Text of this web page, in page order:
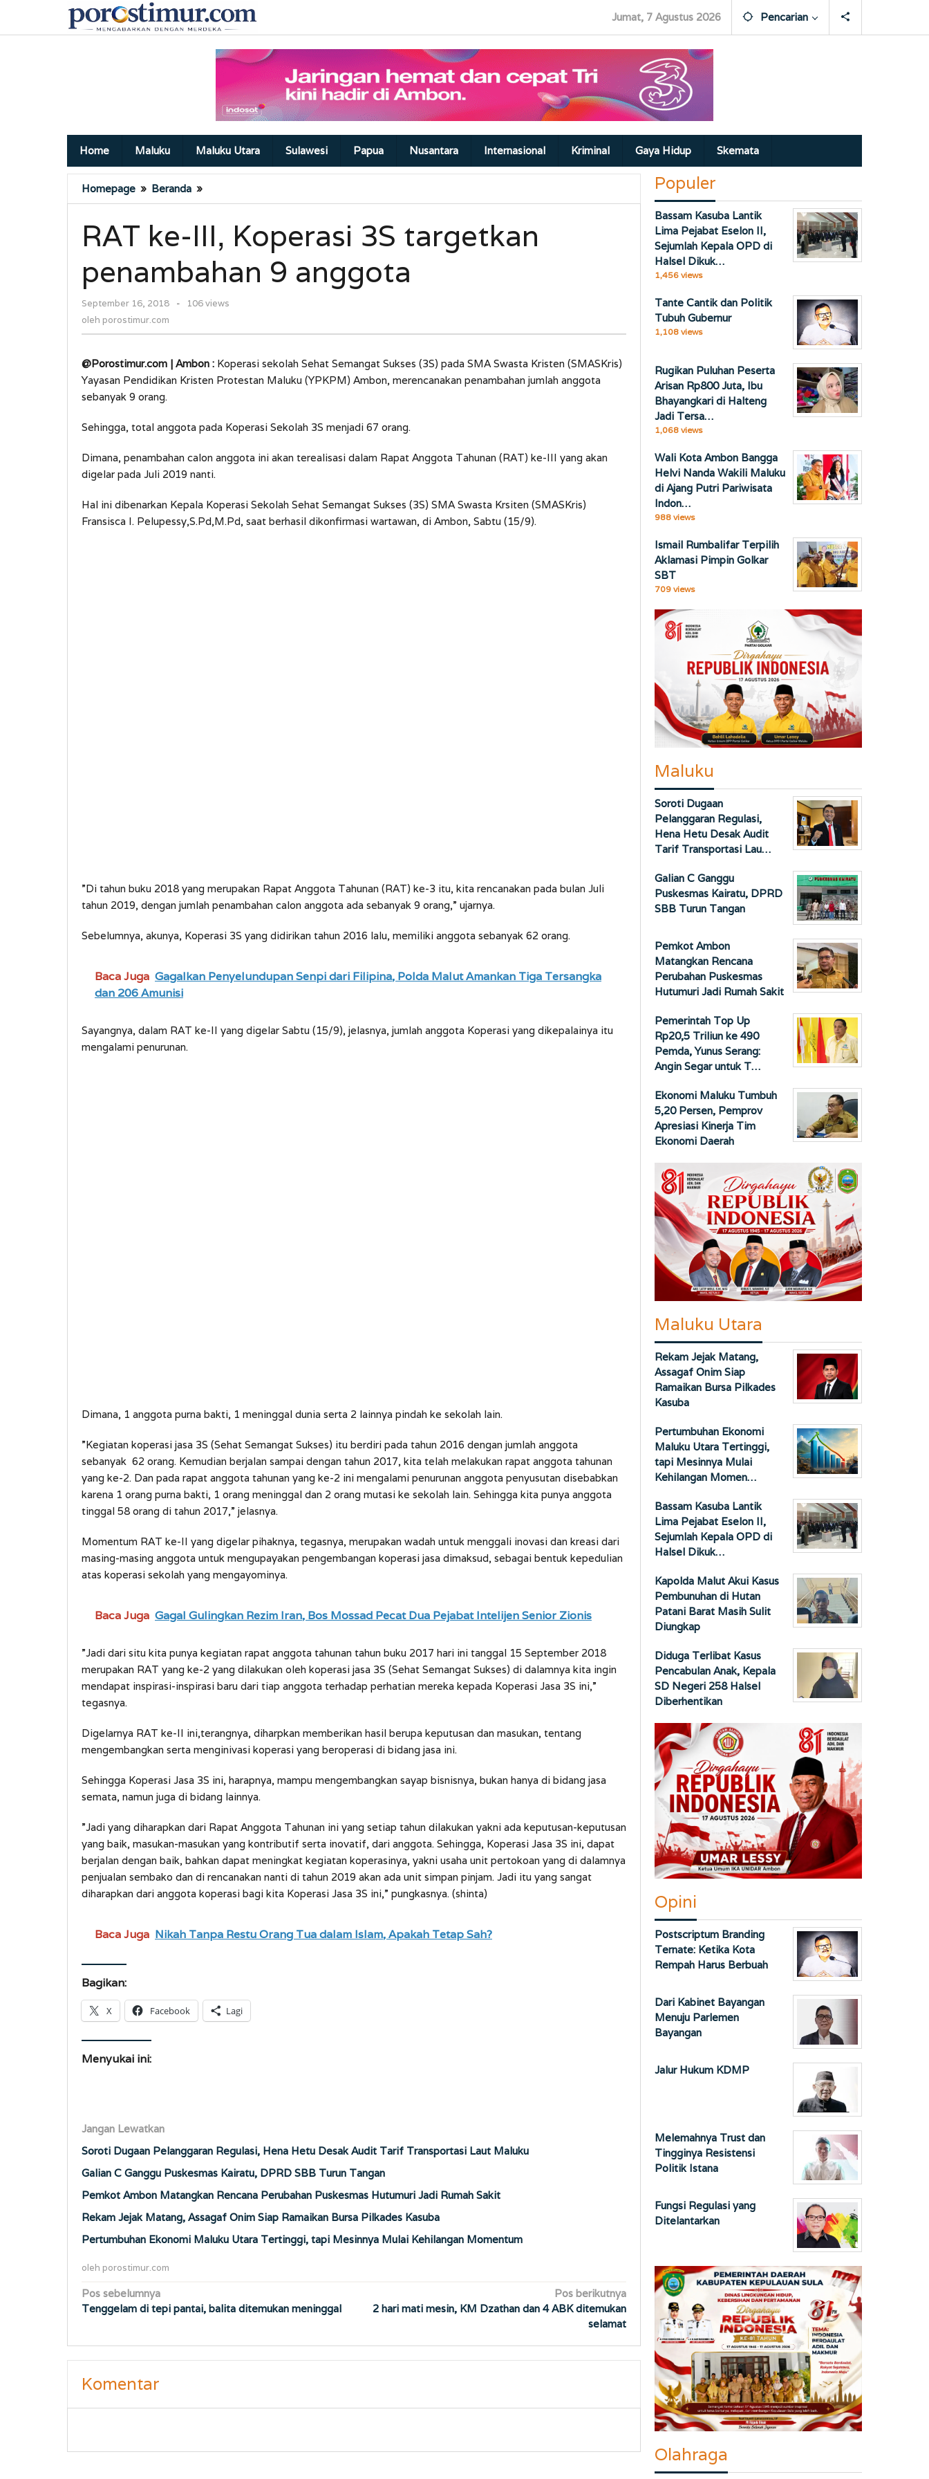
konten
Jumat, 7 Agustus 2026 Pencarian
Home Maluku Maluku Utara Sulawesi Papua Nusantara Internasional Kriminal Gaya Hidup Skemata
Homepage » Beranda »
ke-
Koperasi
3S
targetkan
penambahan
anggota
RAT ke-III, Koperasi 3S targetkan
penambahan 9 anggota
September 16, 2018
oleh
-
106 views
oleh porostimur.com
@Porostimur.com | Ambon : Koperasi sekolah Sehat Semangat Sukses (3S) pada SMA Swasta Kristen (SMASKris)
Yayasan Pendidikan Kristen Protestan Maluku (YPKPM) Ambon, merencanakan penambahan jumlah anggota
sebanyak 9 orang.
Sehingga, total anggota pada Koperasi Sekolah 3S menjadi 67 orang.
Dimana, penambahan calon anggota ini akan terealisasi dalam Rapat Anggota Tahunan (RAT) ke-III yang akan
digelar pada Juli 2019 nanti.
Hal ini dibenarkan Kepala Koperasi Sekolah Sehat Semangat Sukses (3S) SMA Swasta Krsiten (SMASKris)
Fransisca I. Pelupessy,S.Pd,M.Pd, saat berhasil dikonfirmasi wartawan, di Ambon, Sabtu (15/9).
”Di tahun buku 2018 yang merupakan Rapat Anggota Tahunan (RAT) ke-3 itu, kita rencanakan pada bulan Juli
tahun 2019, dengan jumlah penambahan calon anggota ada sebanyak 9 orang,” ujarnya.
Sebelumnya, akunya, Koperasi 3S yang didirikan tahun 2016 lalu, memiliki anggota sebanyak 62 orang.
Baca Juga Gagalkan Penyelundupan Senpi dari Filipina, Polda Malut Amankan Tiga Tersangka
dan 206 Amunisi
Sayangnya, dalam RAT ke-II yang digelar Sabtu (15/9), jelasnya, jumlah anggota Koperasi yang dikepalainya itu
mengalami penurunan.
Dimana, 1 anggota purna bakti, 1 meninggal dunia serta 2 lainnya pindah ke sekolah lain.
”Kegiatan koperasi jasa 3S (Sehat Semangat Sukses) itu berdiri pada tahun 2016 dengan jumlah anggota
sebanyak 62 orang. Kemudian berjalan sampai dengan tahun 2017, kita telah melakukan rapat anggota tahunan
yang ke-2. Dan pada rapat anggota tahunan yang ke-2 ini mengalami penurunan anggota penyusutan disebabkan
karena 1 orang purna bakti, 1 orang meninggal dan 2 orang mutasi ke sekolah lain. Sehingga kita punya anggota
tinggal 58 orang di tahun 2017,” jelasnya.
Momentum RAT ke-II yang digelar pihaknya, tegasnya, merupakan wadah untuk menggali inovasi dan kreasi dari
masing-masing anggota untuk mengupayakan pengembangan koperasi jasa dimaksud, sebagai bentuk kepedulian
atas koperasi sekolah yang mengayominya.
Baca Juga Gagal Gulingkan Rezim Iran, Bos Mossad Pecat Dua Pejabat Intelijen Senior Zionis
”Jadi dari situ kita punya kegiatan rapat anggota tahunan tahun buku 2017 hari ini tanggal 15 September 2018
merupakan RAT yang ke-2 yang dilakukan oleh koperasi jasa 3S (Sehat Semangat Sukses) di dalamnya kita ingin
mendapat inspirasi-inspirasi baru dari tiap anggota terhadap perhatian mereka kepada Koperasi Jasa 3S ini,”
tegasnya.
Digelarnya RAT ke-II ini,terangnya, diharpkan memberikan hasil berupa keputusan dan masukan, tentang
mengembangkan serta menginivasi koperasi yang beroperasi di bidang jasa ini.
Sehingga Koperasi Jasa 3S ini, harapnya, mampu mengembangkan sayap bisnisnya, bukan hanya di bidang jasa
semata, namun juga di bidang lainnya.
”Jadi yang diharapkan dari Rapat Anggota Tahunan ini yang setiap tahun dilakukan yakni ada keputusan-keputusan
yang baik, masukan-masukan yang kontributif serta inovatif, dari anggota. Sehingga, Koperasi Jasa 3S ini, dapat
berjalan dengan baik, bahkan dapat meningkat kegiatan koperasinya, yakni usaha unit pertokoan yang di dalamnya
penjualan sembako dan di rencanakan nanti di tahun 2019 akan ada unit simpan pinjam. Jadi itu yang sangat
diharapkan dari anggota koperasi bagi kita Koperasi Jasa 3S ini,” pungkasnya. (shinta)
Baca Juga Nikah Tanpa Restu Orang Tua dalam Islam, Apakah Tetap Sah?
Bagikan:
X Facebook Lagi
Menyukai ini:
Jangan Lewatkan
Soroti Dugaan Pelanggaran Regulasi, Hena Hetu Desak Audit Tarif Transportasi Laut Maluku
Galian C Ganggu Puskesmas Kairatu, DPRD SBB Turun Tangan
Pemkot Ambon Matangkan Rencana Perubahan Puskesmas Hutumuri Jadi Rumah Sakit
Rekam Jejak Matang, Assagaf Onim Siap Ramaikan Bursa Pilkades Kasuba
Pertumbuhan Ekonomi Maluku Utara Tertinggi, tapi Mesinnya Mulai Kehilangan Momentum
oleh porostimur.com
Navigasi
pos
Pos sebelumnya
Tenggelam di tepi pantai, balita ditemukan meninggal
Pos berikutnya
2 hari mati mesin, KM Dzathan dan 4 ABK ditemukan
selamat
Komentar
Populer
Bassam Kasuba Lantik
Lima Pejabat Eselon II,
Sejumlah Kepala OPD di
Halsel Dikuk…
1,456 views
Tante Cantik dan Politik
Tubuh Gubernur
1,108 views
Rugikan Puluhan Peserta
Arisan Rp800 Juta, Ibu
Bhayangkari di Halteng
Jadi Tersa…
1,068 views
Wali Kota Ambon Bangga
Helvi Nanda Wakili Maluku
di Ajang Putri Pariwisata
Indon…
988 views
Ismail Rumbalifar Terpilih
Aklamasi Pimpin Golkar
SBT
709 views
Maluku
Soroti Dugaan
Pelanggaran Regulasi,
Hena Hetu Desak Audit
Tarif Transportasi Lau…
Galian C Ganggu
Puskesmas Kairatu, DPRD
SBB Turun Tangan
Pemkot Ambon
Matangkan Rencana
Perubahan Puskesmas
Hutumuri Jadi Rumah Sakit
Pemerintah Top Up
Rp20,5 Triliun ke 490
Pemda, Yunus Serang:
Angin Segar untuk T…
Ekonomi Maluku Tumbuh
5,20 Persen, Pemprov
Apresiasi Kinerja Tim
Ekonomi Daerah
Maluku Utara
Rekam Jejak Matang,
Assagaf Onim Siap
Ramaikan Bursa Pilkades
Kasuba
Pertumbuhan Ekonomi
Maluku Utara Tertinggi,
tapi Mesinnya Mulai
Kehilangan Momen…
Bassam Kasuba Lantik
Lima Pejabat Eselon II,
Sejumlah Kepala OPD di
Halsel Dikuk…
Kapolda Malut Akui Kasus
Pembunuhan di Hutan
Patani Barat Masih Sulit
Diungkap
Diduga Terlibat Kasus
Pencabulan Anak, Kepala
SD Negeri 258 Halsel
Diberhentikan
Opini
Postscriptum Branding
Ternate: Ketika Kota
Rempah Harus Berbuah
Dari Kabinet Bayangan
Menuju Parlemen
Bayangan
Jalur Hukum KDMP
Melemahnya Trust dan
Tingginya Resistensi
Politik Istana
Fungsi Regulasi yang
Ditelantarkan
Olahraga